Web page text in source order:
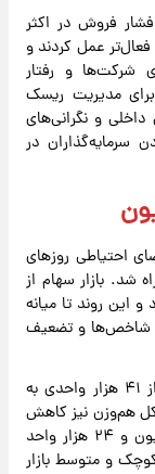
فشار فروش در اکثر
عمل کردند و
شرکت‌ها و رفتار
مدیریت ریسک
و نگرانی‌های
سرمایه‌گذاران در
۱۴۰۴ در ادامه فضای احتیاطی روزهای
شد. بازار سهام از
و این روند تا میانه
شاخص‌ها و تضعیف
در بازار نقدی بورس، شاخص کل با افت بیش از ۴۱ هزار واحدی به
شاخص کل هم‌وزن نیز کاهش
قابل توجهی را تجربه کرد و به محدوده یک میلیون و ۲۴ هزار واحد
و متوسط بازار